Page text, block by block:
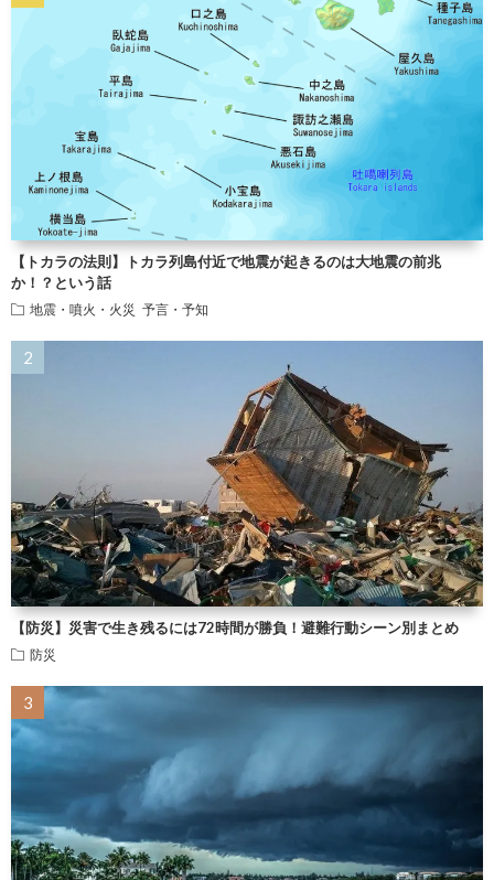
【トカラの法則】トカラ列島付近で地震が起きるのは大地震の前兆
か！？という話
地震・噴火・火災 予言・予知
【防災】災害で生き残るには72時間が勝負！避難行動シーン別まとめ
防災